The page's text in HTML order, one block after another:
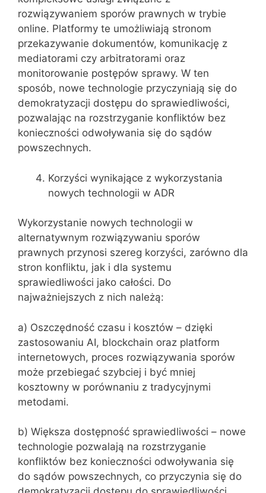
rozwiązywaniem sporów prawnych w trybie
online. Platformy te umożliwiają stronom
przekazywanie dokumentów, komunikację z
mediatorami czy arbitratorami oraz
monitorowanie postępów sprawy. W ten
sposób, nowe technologie przyczyniają się do
demokratyzacji dostępu do sprawiedliwości,
pozwalając na rozstrzyganie konfliktów bez
konieczności odwoływania się do sądów
powszechnych.
Korzyści wynikające z wykorzystania
nowych technologii w ADR
Wykorzystanie nowych technologii w
alternatywnym rozwiązywaniu sporów
prawnych przynosi szereg korzyści, zarówno dla
stron konfliktu, jak i dla systemu
sprawiedliwości jako całości. Do
najważniejszych z nich należą:
a) Oszczędność czasu i kosztów – dzięki
zastosowaniu AI, blockchain oraz platform
internetowych, proces rozwiązywania sporów
może przebiegać szybciej i być mniej
kosztowny w porównaniu z tradycyjnymi
metodami.
b) Większa dostępność sprawiedliwości – nowe
technologie pozwalają na rozstrzyganie
konfliktów bez konieczności odwoływania się
do sądów powszechnych, co przyczynia się do